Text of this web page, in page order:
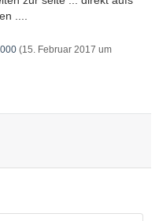
....
(15. Februar 2017 um